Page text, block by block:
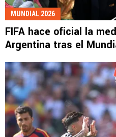
MUNDIAL 2026
FIFA hace oficial la
Argentina tras el